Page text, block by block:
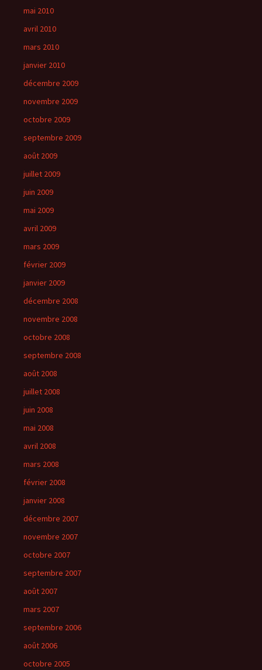
mai 2010
avril 2010
mars 2010
janvier 2010
décembre 2009
novembre 2009
octobre 2009
septembre 2009
août 2009
juillet 2009
juin 2009
mai 2009
avril 2009
mars 2009
février 2009
janvier 2009
décembre 2008
novembre 2008
octobre 2008
septembre 2008
août 2008
juillet 2008
juin 2008
mai 2008
avril 2008
mars 2008
février 2008
janvier 2008
décembre 2007
novembre 2007
octobre 2007
septembre 2007
août 2007
mars 2007
septembre 2006
août 2006
octobre 2005